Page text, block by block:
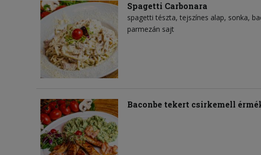
Spagetti Carbonara
spagetti tészta tejszínes alap sonka
parmezán sajt
Baconbe tekert csirkemell